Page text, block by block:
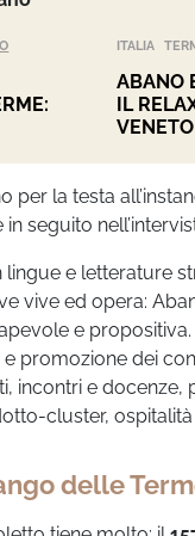
ITALIA
ABANO
IL
VENETO
per la testa
seguito
lingue e letterature
vive ed opera:
e
promozione dei
incontri e
cluster,
delle